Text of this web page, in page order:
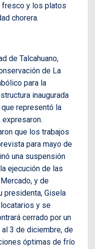
fresco y los platos
chorera.
de Talcahuano,
de La
para la
inaugurada
representó la
expresaron.
que los trabajos
para mayo de
una suspensión
ejecución de las
y de
presidenta, Gisela
y se
cerrado por un
3 de diciembre, de
óptimas de frío